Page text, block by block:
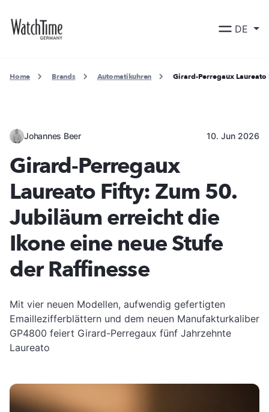
DE
Home Brands Automatikuhren Girard-Perregaux
Johannes Beer 10. Jun 2026
Girard-Perregaux
Laureato Fifty: Zum 50.
Jubiläum erreicht die
Ikone eine neue Stufe
der Raffinesse
Mit vier neuen Modellen, aufwendig gefertigten
Emaillezifferblättern und dem neuen Manufakturkaliber
GP4800 feiert Girard-Perregaux fünf Jahrzehnte
Laureato